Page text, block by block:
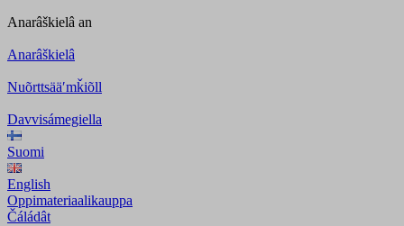
Anarâškielâ an
Anarâškielâ
Nuõrttsääʹmǩiõll
Davvisámegiella
Suomi
English
Oppimateriaalikauppa
Čáládât